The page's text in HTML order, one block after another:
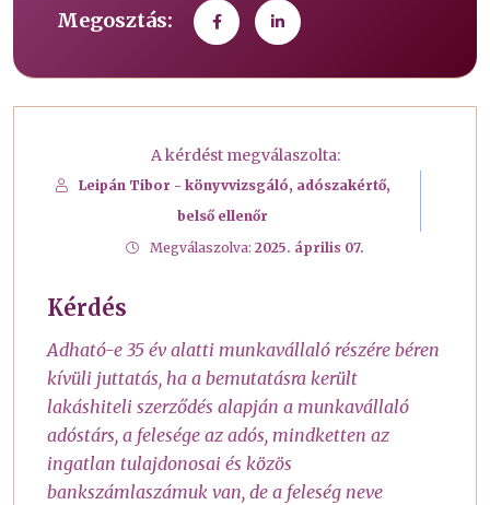
Megosztás:
A kérdést megválaszolta:
Leipán Tibor - könyvvizsgáló, adószakértő,
belső ellenőr
Megválaszolva: 2025. április 07.
Kérdés
Adható-e 35 év alatti munkavállaló részére béren
kívüli juttatás, ha a bemutatásra került
lakáshiteli szerződés alapján a munkavállaló
adóstárs, a felesége az adós, mindketten az
ingatlan tulajdonosai és közös
bankszámlaszámuk van, de a feleség neve